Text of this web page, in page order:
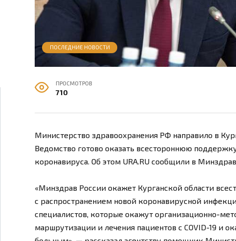
ПОСЛЕДНИЕ НОВОСТИ
ПРОСМОТРОВ
710
Министерство здравоохранения РФ направило в
Ведомство готово оказать всестороннюю
коронавируса. Об этом URA.RU сообщили в
«Минздрав России окажет Курганской области
с распространением новой коронавирусной
специалистов, которые окажут организационно-
маршрутизации и лечения пациентов с COVID-19 и